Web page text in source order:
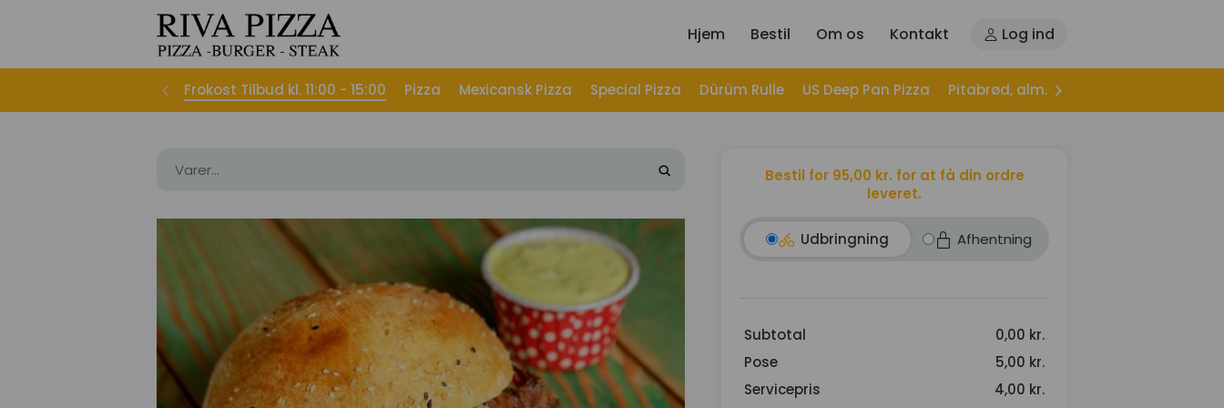
Hjem Bestil Om os Kontakt Log ind
Frokost Tilbud kl. 11:00 - 15:00 Pizza Mexicansk Pizza Special Pizza Dürüm Rulle US Deep Pan Pizza Pitabrød, alm.
Bestil for 95,00 kr. for at få din ordre
leveret.
Udbringning Afhentning
Subtotal
0,00 kr.
Pose
5,00 kr.
Servicepris
4,00 kr.